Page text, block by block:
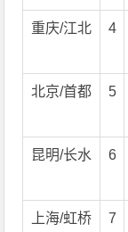
重庆/江北 4
北京/首都 5
昆明/长水 6
上海/虹桥 7